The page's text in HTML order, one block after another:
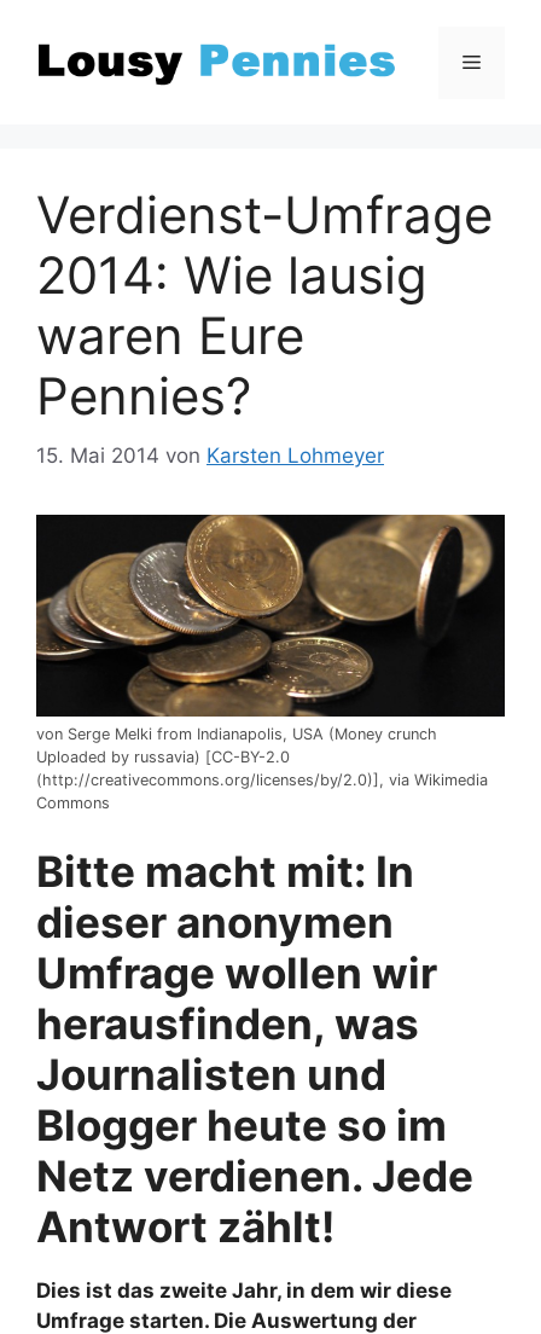
Inhalt
springen
Menü
Verdienst-Umfrage
2014: Wie lausig
waren Eure
Pennies?
15. Mai 2014 von Karsten Lohmeyer
von Serge Melki from Indianapolis, USA (Money crunch
Uploaded by russavia) [CC-BY-2.0
(http://creativecommons.org/licenses/by/2.0)], via Wikimedia
Commons
Bitte macht mit: In
dieser anonymen
Umfrage wollen wir
herausfinden, was
Journalisten und
Blogger heute so im
Netz verdienen. Jede
Antwort zählt!
Dies ist das zweite Jahr, in dem wir diese
Umfrage starten. Die Auswertung der